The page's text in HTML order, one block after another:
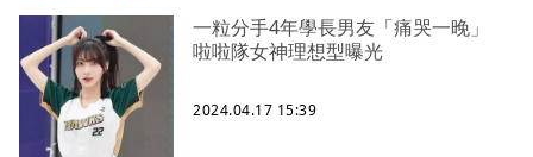
一粒分手4年學長男友「痛哭一晚」
啦啦隊女神理想型曝光
2024.04.17 15:39